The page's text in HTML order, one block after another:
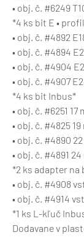
• obj. č. #6249
*4 ks bit E •
• obj. č. #4892
• obj. č. #4894
• obj. č. #4904
• obj. č. #4907
*4 ks bit Inbus*
• obj. č. #6251 17
• obj. č. #4825 19
• obj. č. #4890
• obj. č. #4891 24
*2 ks adapter na
• obj. č. #4908
• obj. č. #4914
*1 ks L-kľuč
Dodavane v